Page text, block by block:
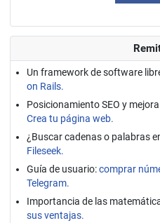
Un framework de software
on Rails.
Posicionamiento SEO y
Crea tu página web.
¿Buscar cadenas o palabras
Fileseek.
Guía de usuario:comprar
Telegram.
Importancia de las
sus ventajas.